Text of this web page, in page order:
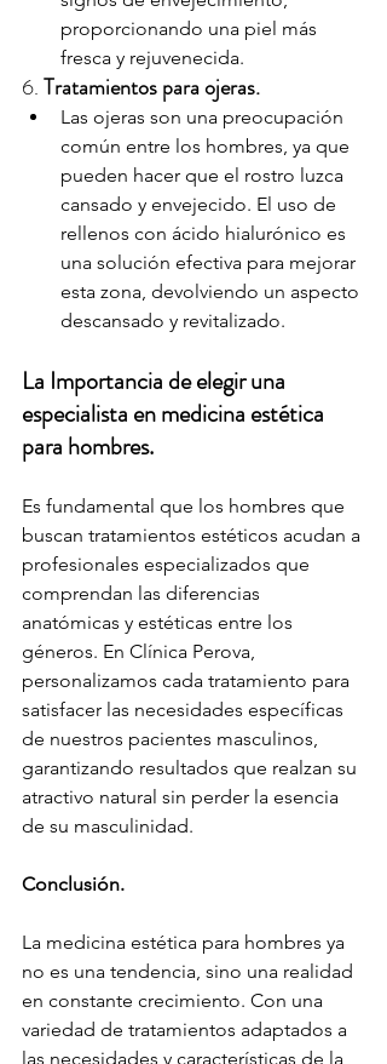
proporcionando una piel más
fresca y rejuvenecida.
6. Tratamientos para ojeras.
Las ojeras son una preocupación
común entre los hombres, ya que
pueden hacer que el rostro luzca
cansado y envejecido. El uso de
rellenos con ácido hialurónico es
una solución efectiva para mejorar
esta zona, devolviendo un aspecto
descansado y revitalizado.
La Importancia de elegir una
especialista en medicina estética
para hombres.
Es fundamental que los hombres que
buscan tratamientos estéticos acudan a
profesionales especializados que
comprendan las diferencias
anatómicas y estéticas entre los
géneros. En Clínica Perova,
personalizamos cada tratamiento para
satisfacer las necesidades específicas
de nuestros pacientes masculinos,
garantizando resultados que realzan su
atractivo natural sin perder la esencia
de su masculinidad.
Conclusión.
La medicina estética para hombres ya
no es una tendencia, sino una realidad
en constante crecimiento. Con una
variedad de tratamientos adaptados a
las necesidades y características de la